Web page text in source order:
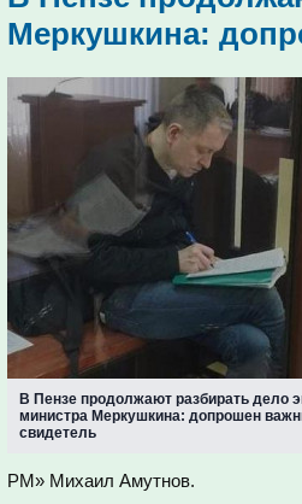
Меркушкина:
В Пензе продолжают разбирать дело
министра Меркушкина: допрошен
свидетель
РМ» Михаил Амутнов.